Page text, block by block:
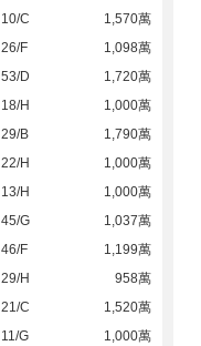
10/C
1,570萬
26/F
1,098萬
53/D
1,720萬
18/H
1,000萬
29/B
1,790萬
22/H
1,000萬
13/H
1,000萬
45/G
1,037萬
46/F
1,199萬
29/H
958萬
21/C
1,520萬
11/G
1,000萬